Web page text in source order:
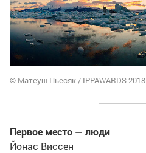
© Матеуш Пьесяк / IPPAWARDS 2018
Первое место — люди
Йонас Виссен